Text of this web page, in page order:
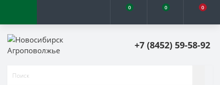
0 0 0
+7 (8452) 59-58-92